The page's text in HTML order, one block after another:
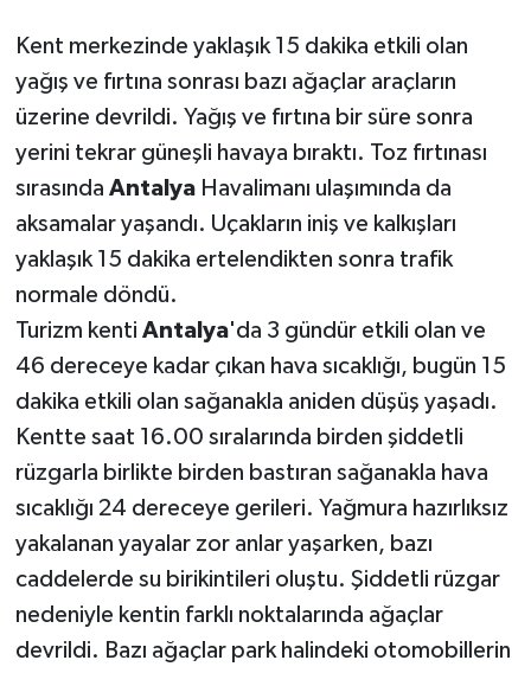
Kent merkezinde yaklaşık 15 dakika etkili olan
yağış ve fırtına sonrası bazı ağaçlar araçların
üzerine devrildi. Yağış ve fırtına bir süre sonra
yerini tekrar güneşli havaya bıraktı. Toz fırtınası
sırasında AntalyaHavalimanı ulaşımında da
aksamalar yaşandı. Uçakların iniş ve kalkışları
yaklaşık 15 dakika ertelendikten sonra trafik
normale döndü.
Turizm kenti Antalya'da 3 gündür etkili olan ve
46 dereceye kadar çıkan hava sıcaklığı, bugün 15
dakika etkili olan sağanakla aniden düşüş yaşadı.
Kentte saat 16.00 sıralarında birden şiddetli
rüzgarla birlikte birden bastıran sağanakla hava
sıcaklığı 24 dereceye gerileri. Yağmura hazırlıksız
yakalanan yayalar zor anlar yaşarken, bazı
caddelerde su birikintileri oluştu. Şiddetli rüzgar
nedeniyle kentin farklı noktalarında ağaçlar
devrildi. Bazı ağaçlar park halindeki otomobillerin